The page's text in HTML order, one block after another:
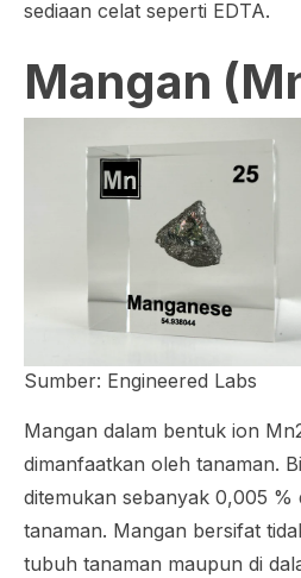
sediaan celat seperti EDTA.
Mangan
Sumber: Engineered Labs
Mangan dalam bentuk ion
dimanfaatkan oleh tanaman.
ditemukan sebanyak 0,005 %
tanaman. Mangan bersifat
tubuh tanaman maupun di